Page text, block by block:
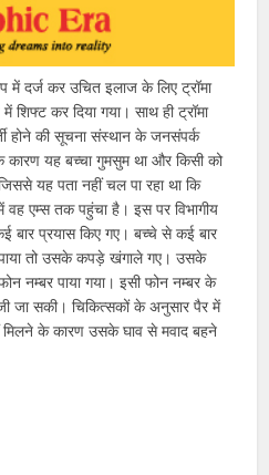
दर्ज कर उचित इलाज के लिए ट्रॉमा
शिफ्ट कर दिया गया। साथ ही ट्रॉमा
होने की सूचना संस्थान के जनसंपर्क
यह बच्चा गुमसुम था और किसी को
यह पता नहीं चल पा रहा था कि
एम्स तक पहुंचा है। इस पर विभागीय
बार प्रयास किए गए। बच्चे से कई बार
तो उसके कपड़े खंगाले गए। उसके
नम्बर पाया गया। इसी फोन नम्बर के
जा सकी। चिकित्सकों के अनुसार पैर में
के कारण उसके घाव से मवाद बहने